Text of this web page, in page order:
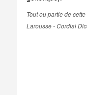
Tout ou partie de
Larousse - Cordial